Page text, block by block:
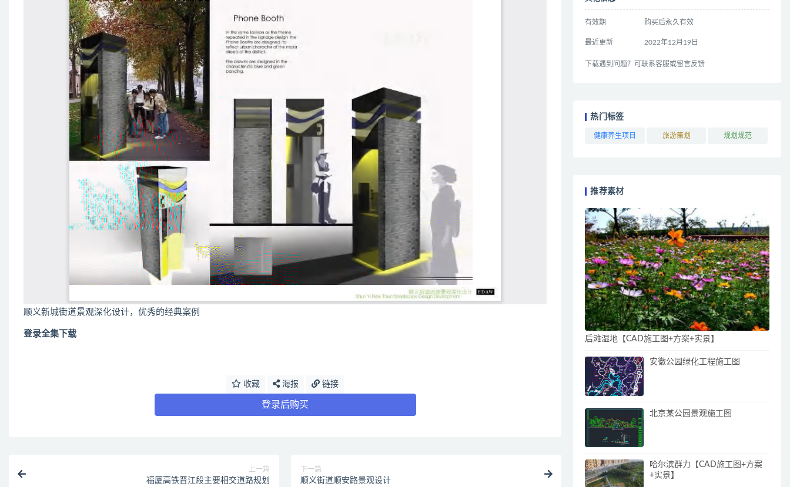
顺义新城街道景观深化设计，优秀的经典案例
登录全集下载
收藏 海报 链接
登录后购买
上一篇
福厦高铁晋江段主要相交道路规划
下一篇
顺义街道顺安路景观设计
有效期 购买后永久有效
最近更新 2022年12月19日
下载遇到问题？可联系客服或留言反馈
热门标签
健康养生项目 旅游策划 规划规范
推荐素材
后滩湿地【CAD施工图+方案+实景】
安徽公园绿化工程施工图
北京某公园景观施工图
哈尔滨群力【CAD施工图+方案
+实景】